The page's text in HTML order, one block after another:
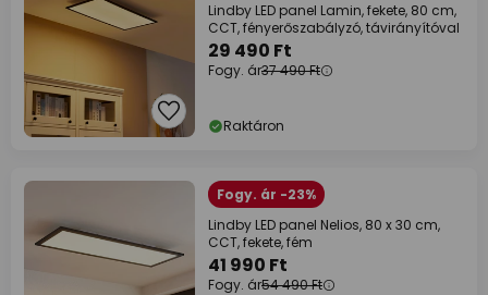
Lindby LED panel Lamin, fekete, 80 cm,
CCT, fényerőszabályzó, távirányítóval
29 490 Ft
Fogy. ár37 490 Ft
Raktáron
Fogy. ár -23%
Lindby LED panel Nelios, 80 x 30 cm,
CCT, fekete, fém
41 990 Ft
Fogy. ár54 490 Ft